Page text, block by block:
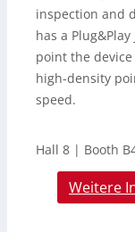
inspection and
has a
point the
high-density
speed.
Hall 8 | Booth
Weitere